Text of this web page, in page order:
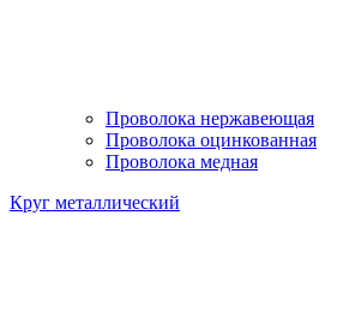
Проволока нержавеющая
Проволока оцинкованная
Проволока медная
Круг металлический